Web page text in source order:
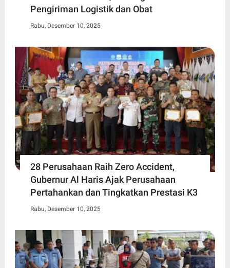
Pengiriman Logistik dan Obat
Rabu, Desember 10, 2025
28 Perusahaan Raih Zero Accident,
Gubernur Al Haris Ajak Perusahaan
Pertahankan dan Tingkatkan Prestasi K3
Rabu, Desember 10, 2025